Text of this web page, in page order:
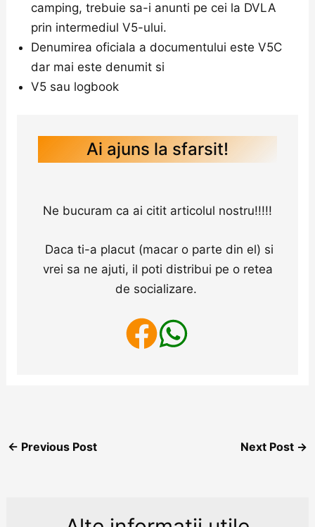
camping, trebuie sa-i anunti pe cei la DVLA
prin intermediul V5-ului.
Denumirea oficiala a documentului este V5C
dar mai este denumit si
V5 sau logbook
Ai ajuns la sfarsit!
Ne bucuram ca ai citit articolul nostru!!!!!
Daca ti-a placut (macar o parte din el) si
vrei sa ne ajuti, il poti distribui pe o retea
de socializare.
← Previous Post Next Post →